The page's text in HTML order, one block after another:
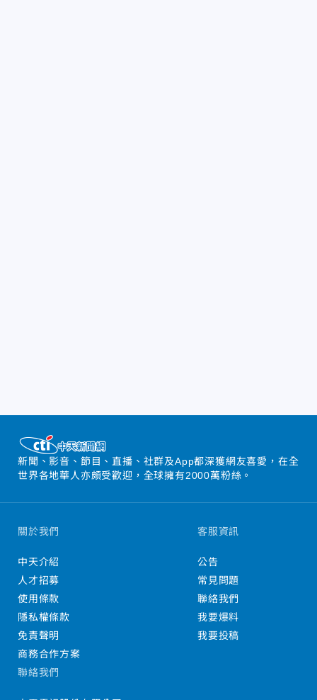
新聞、影音、節目、直播、社群及App都深獲網友喜愛，在全
世界各地華人亦頗受歡迎，全球擁有2000萬粉絲。
關於我們
中天介紹
人才招募
使用條款
隱私權條款
免責聲明
商務合作方案
客服資訊
公告
常見問題
聯絡我們
我要爆料
我要投稿
聯絡我們